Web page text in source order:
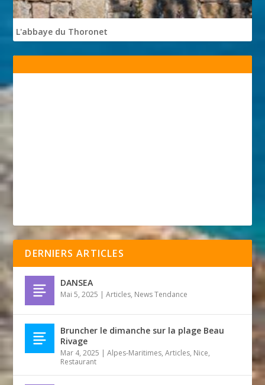
L'abbaye du Thoronet
DERNIERS ARTICLES
DANSEA
Mai 5, 2025 |Articles, News Tendance
Bruncher le dimanche sur la plage Beau
Rivage
Mar 4, 2025 |Alpes-Maritimes,Articles, Nice,
Restaurant